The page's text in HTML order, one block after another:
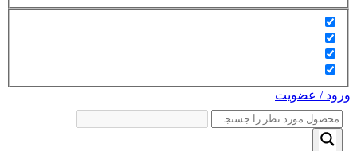
ورود / عضویت